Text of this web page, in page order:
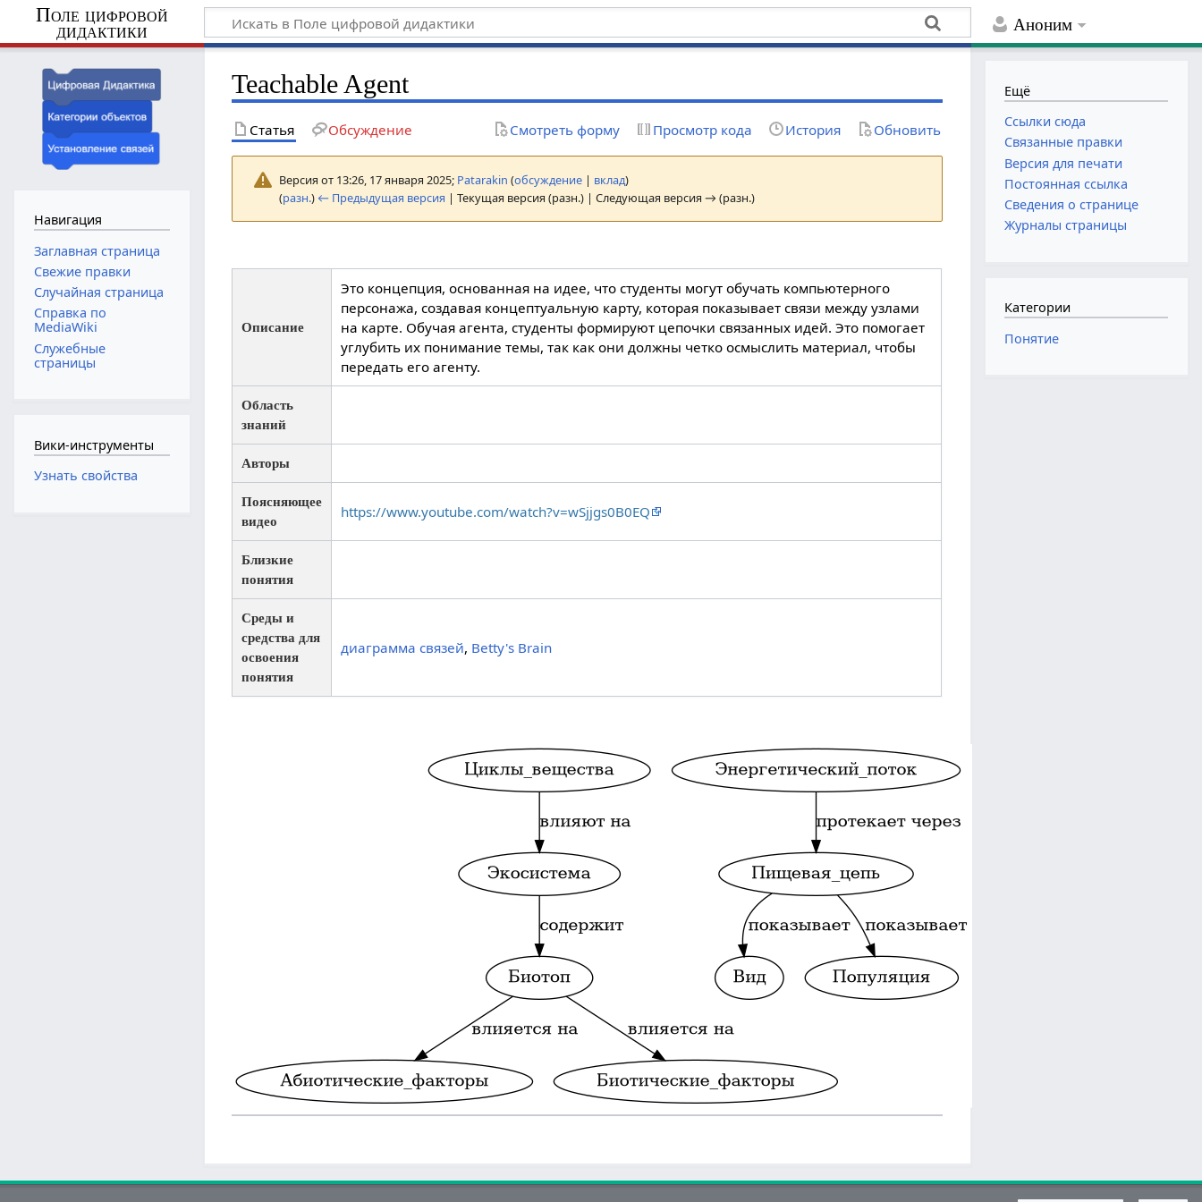
Аноним
Поле цифровой
дидактики
Teachable Agent
Статья Обсуждение Смотреть форму Просмотр кода История Обновить
Версия от 13:26, 17 января 2025; Patarakin (обсуждение | вклад)
(разн.) ← Предыдущая версия | Текущая версия (разн.) | Следующая версия → (разн.)
Описание
Это концепция, основанная на идее, что студенты могут обучать компьютерного
персонажа, создавая концептуальную карту, которая показывает связи между узлами
на карте. Обучая агента, студенты формируют цепочки связанных идей. Это помогает
углубить их понимание темы, так как они должны четко осмыслить материал, чтобы
передать его агенту.
Область
знаний
Авторы
Поясняющее
видео
https://www.youtube.com/watch?v=wSjjgs0B0EQ
Близкие
понятия
Среды и
средства для
освоения
понятия
диаграмма связей, Betty's Brain
Навигация
Заглавная страница
Свежие правки
Случайная страница
Справка по
MediaWiki
Служебные
страницы
Вики-инструменты
Узнать свойства
Ещё
Ссылки сюда
Связанные правки
Версия для печати
Постоянная ссылка
Сведения о странице
Журналы страницы
Категории
Понятие